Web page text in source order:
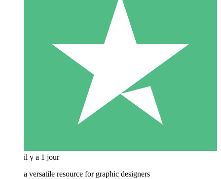
il y a 1 jour
a versatile resource for graphic designers